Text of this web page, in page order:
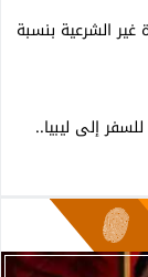
غير الشرعية بنسبة
إلى ليبيا..